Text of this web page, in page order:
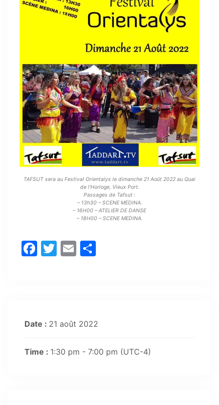
TAFSUT sera au Festival Orientalys le dimanche 21 Août 2022 au Quai
de l’Horloge, Vieux Port.
Passages de Tafsut :
– 13h30 – SCENE MEDINA.
– 16H00 – ATELIER DE DANSE
– 18H00 – SCENE MEDINA.
Facebook
Twitter
Email
Date : 21 août 2022
Time : 1:30 pm - 7:00 pm (UTC-4)